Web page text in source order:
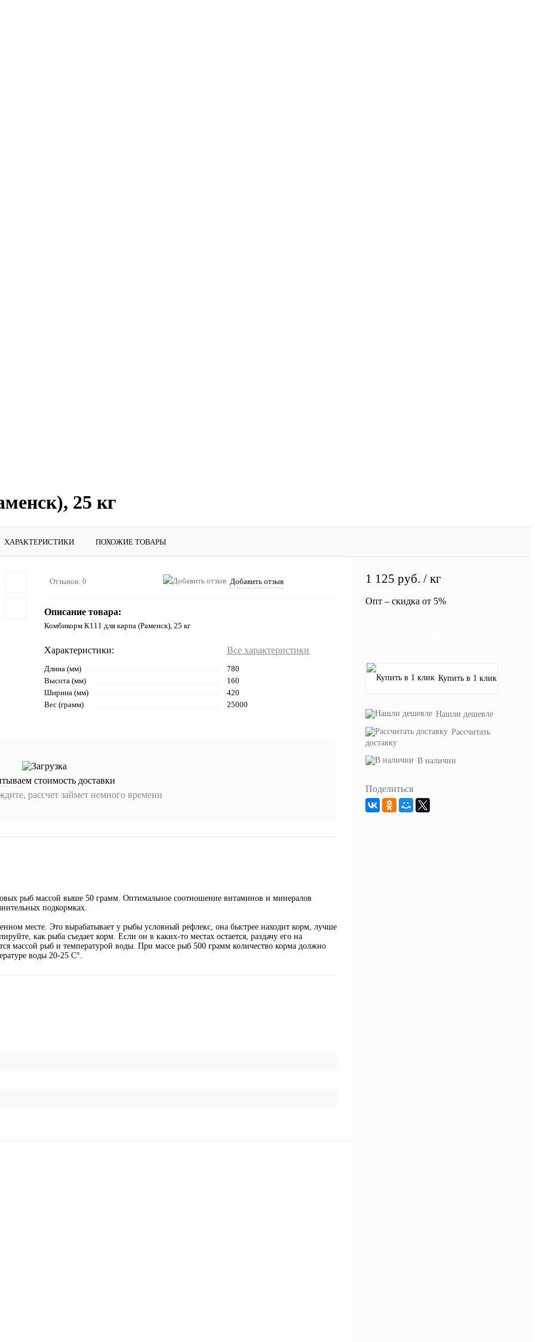
25 кг
ХАРАКТЕРИСТИКИ ПОХОЖИЕ ТОВАРЫ
Отзывов: 0 Добавить отзыв
Описание товара:
Комбикорм К111 для карпа (Раменск), 25 кг
Характеристики: Все характеристики
Длина (мм)
780
Высота (мм)
160
Ширина (мм)
420
Вес (грамм)
25000
стоимость доставки
рассчет займет немного времени
рыб массой выше 50 грамм. Оптимальное соотношение витаминов и минералов
подкормках.
месте. Это вырабатывает у рыбы условный рефлекс, она быстрее находит корм, лучше
как рыба съедает корм. Если он в каких-то местах остается, раздачу его на
массой рыб и температурой воды. При массе рыб 500 грамм количество корма должно
воды 20-25 С°.
1 125 руб. / кг
Опт – скидка от 5%
Купить в 1 клик
Нашли дешевле
Рассчитать
доставку
В наличии
Поделиться